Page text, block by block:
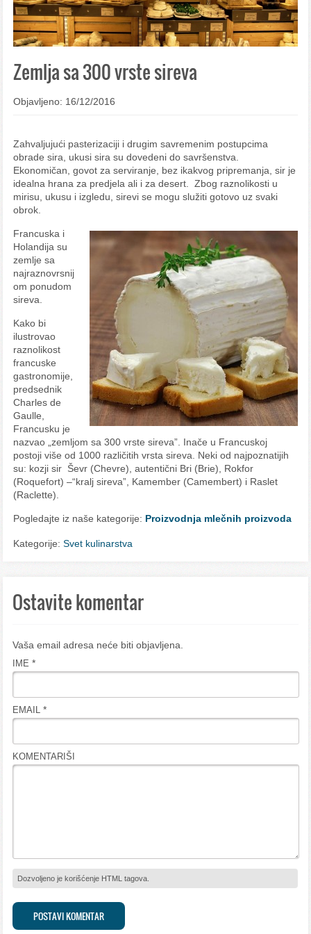
Zemlja sa 300 vrste sireva
Objavljeno: 16/12/2016
Zahvaljujući pasterizaciji i drugim savremenim postupcima
obrade sira, ukusi sira su dovedeni do savršenstva.
Ekonomičan, govot za serviranje, bez ikakvog pripremanja, sir je
idealna hrana za predjela ali i za desert. Zbog raznolikosti u
mirisu, ukusu i izgledu, sirevi se mogu služiti gotovo uz svaki
obrok.
Francuska i
Holandija su
zemlje sa
najraznovrsnij
om ponudom
sireva.
Kako bi
ilustrovao
raznolikost
francuske
gastronomije,
predsednik
Charles de
Gaulle,
Francusku je
nazvao „zemljom sa 300 vrste sireva”. Inače u Francuskoj
postoji više od 1000 različitih vrsta sireva. Neki od najpoznatijih
su: kozji sir Ševr (Chevre), autentični Bri (Brie), Rokfor
(Roquefort) –“kralj sireva”, Kamember (Camembert) i Raslet
(Raclette).
Pogledajte iz naše kategorije: Proizvodnja mlečnih proizvoda
Kategorije:Svet kulinarstva
Ostavite komentar
Vaša email adresa neće biti objavljena.
IME *
EMAIL *
KOMENTARIŠI
Dozvoljeno je korišćenje HTML tagova.